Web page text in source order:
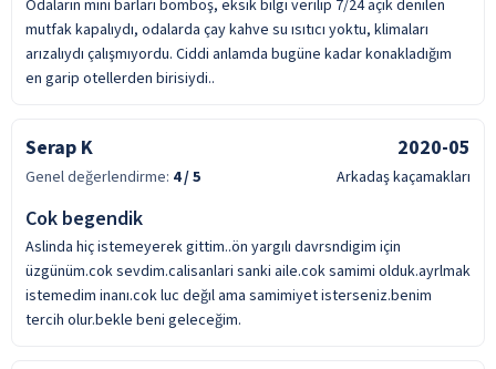
Odaların mini barları bomboş, eksik bilgi verilip 7/24 açık denilen
mutfak kapalıydı, odalarda çay kahve su ısıtıcı yoktu, klimaları
arızalıydı çalışmıyordu. Ciddi anlamda bugüne kadar konakladığım
en garip otellerden birisiydi..
Serap K 2020-05
Genel değerlendirme: 4/ 5 Arkadaş kaçamakları
Cok begendik
Aslinda hiç istemeyerek gittim..ön yargılı davrsndigim için
üzgünüm.cok sevdim.calisanlari sanki aile.cok samimi olduk.ayrlmak
istemedim inanı.cok luc değıl ama samimiyet isterseniz.benim
tercih olur.bekle beni geleceğim.